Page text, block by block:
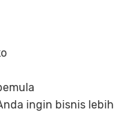
ingin bisnis lebih